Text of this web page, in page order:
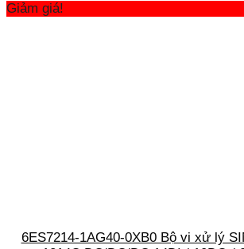
Giảm giá!
6ES7214-1AG40-0XB0 Bộ vi xử lý